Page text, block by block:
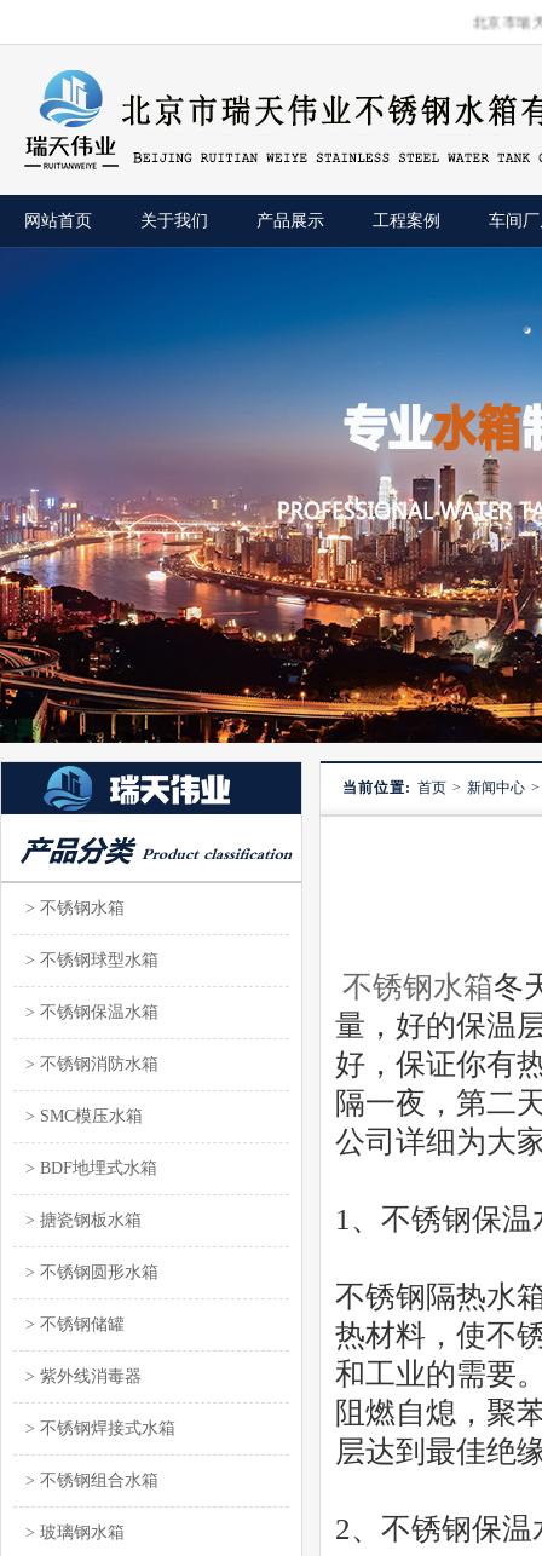
北京市瑞天
网站首页 关于我们 产品展示 工程案例 车间
当前位置: 首页 > 新闻中心 >
不锈钢水箱冬
量，好的保温
好，保证你有
隔一夜，第二
公司详细为大
1、不锈钢保
不锈钢隔热水
热材料，使不
和工业的需要
阻燃自熄，聚
层达到最佳绝
2、不锈钢保
> 不锈钢水箱
> 不锈钢球型水箱
> 不锈钢保温水箱
> 不锈钢消防水箱
> SMC模压水箱
> BDF地埋式水箱
> 搪瓷钢板水箱
> 不锈钢圆形水箱
> 不锈钢储罐
> 紫外线消毒器
> 不锈钢焊接式水箱
> 不锈钢组合水箱
> 玻璃钢水箱